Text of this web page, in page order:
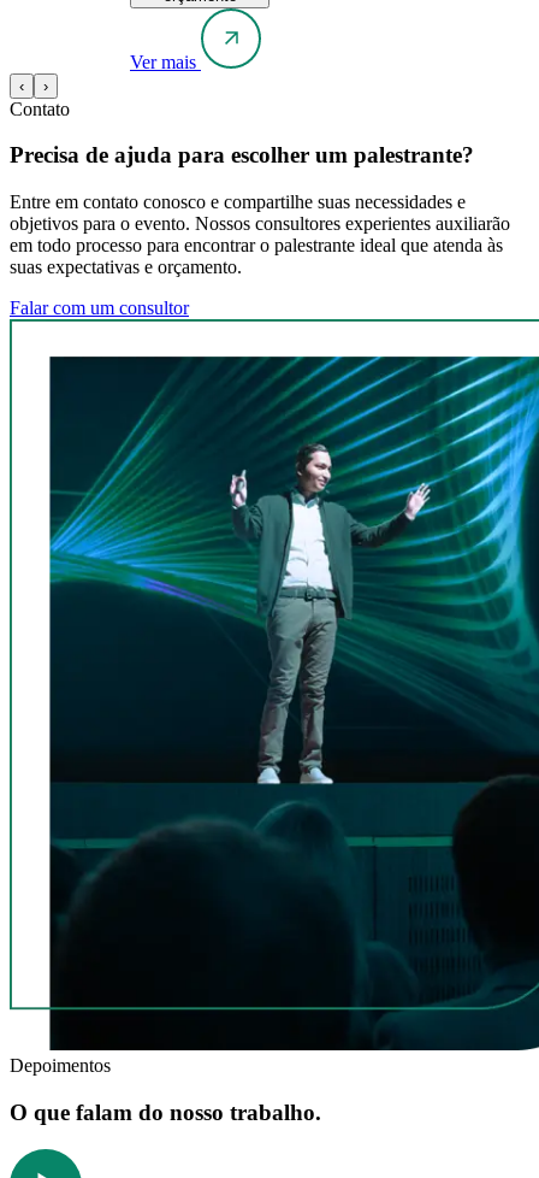
Ver mais
‹ ›
Contato
Precisa de ajuda para escolher um palestrante?
Entre em contato conosco e compartilhe suas necessidades e
objetivos para o evento. Nossos consultores experientes auxiliarão
em todo processo para encontrar o palestrante ideal que atenda às
suas expectativas e orçamento.
Falar com um consultor
Depoimentos
O que falam do nosso trabalho.